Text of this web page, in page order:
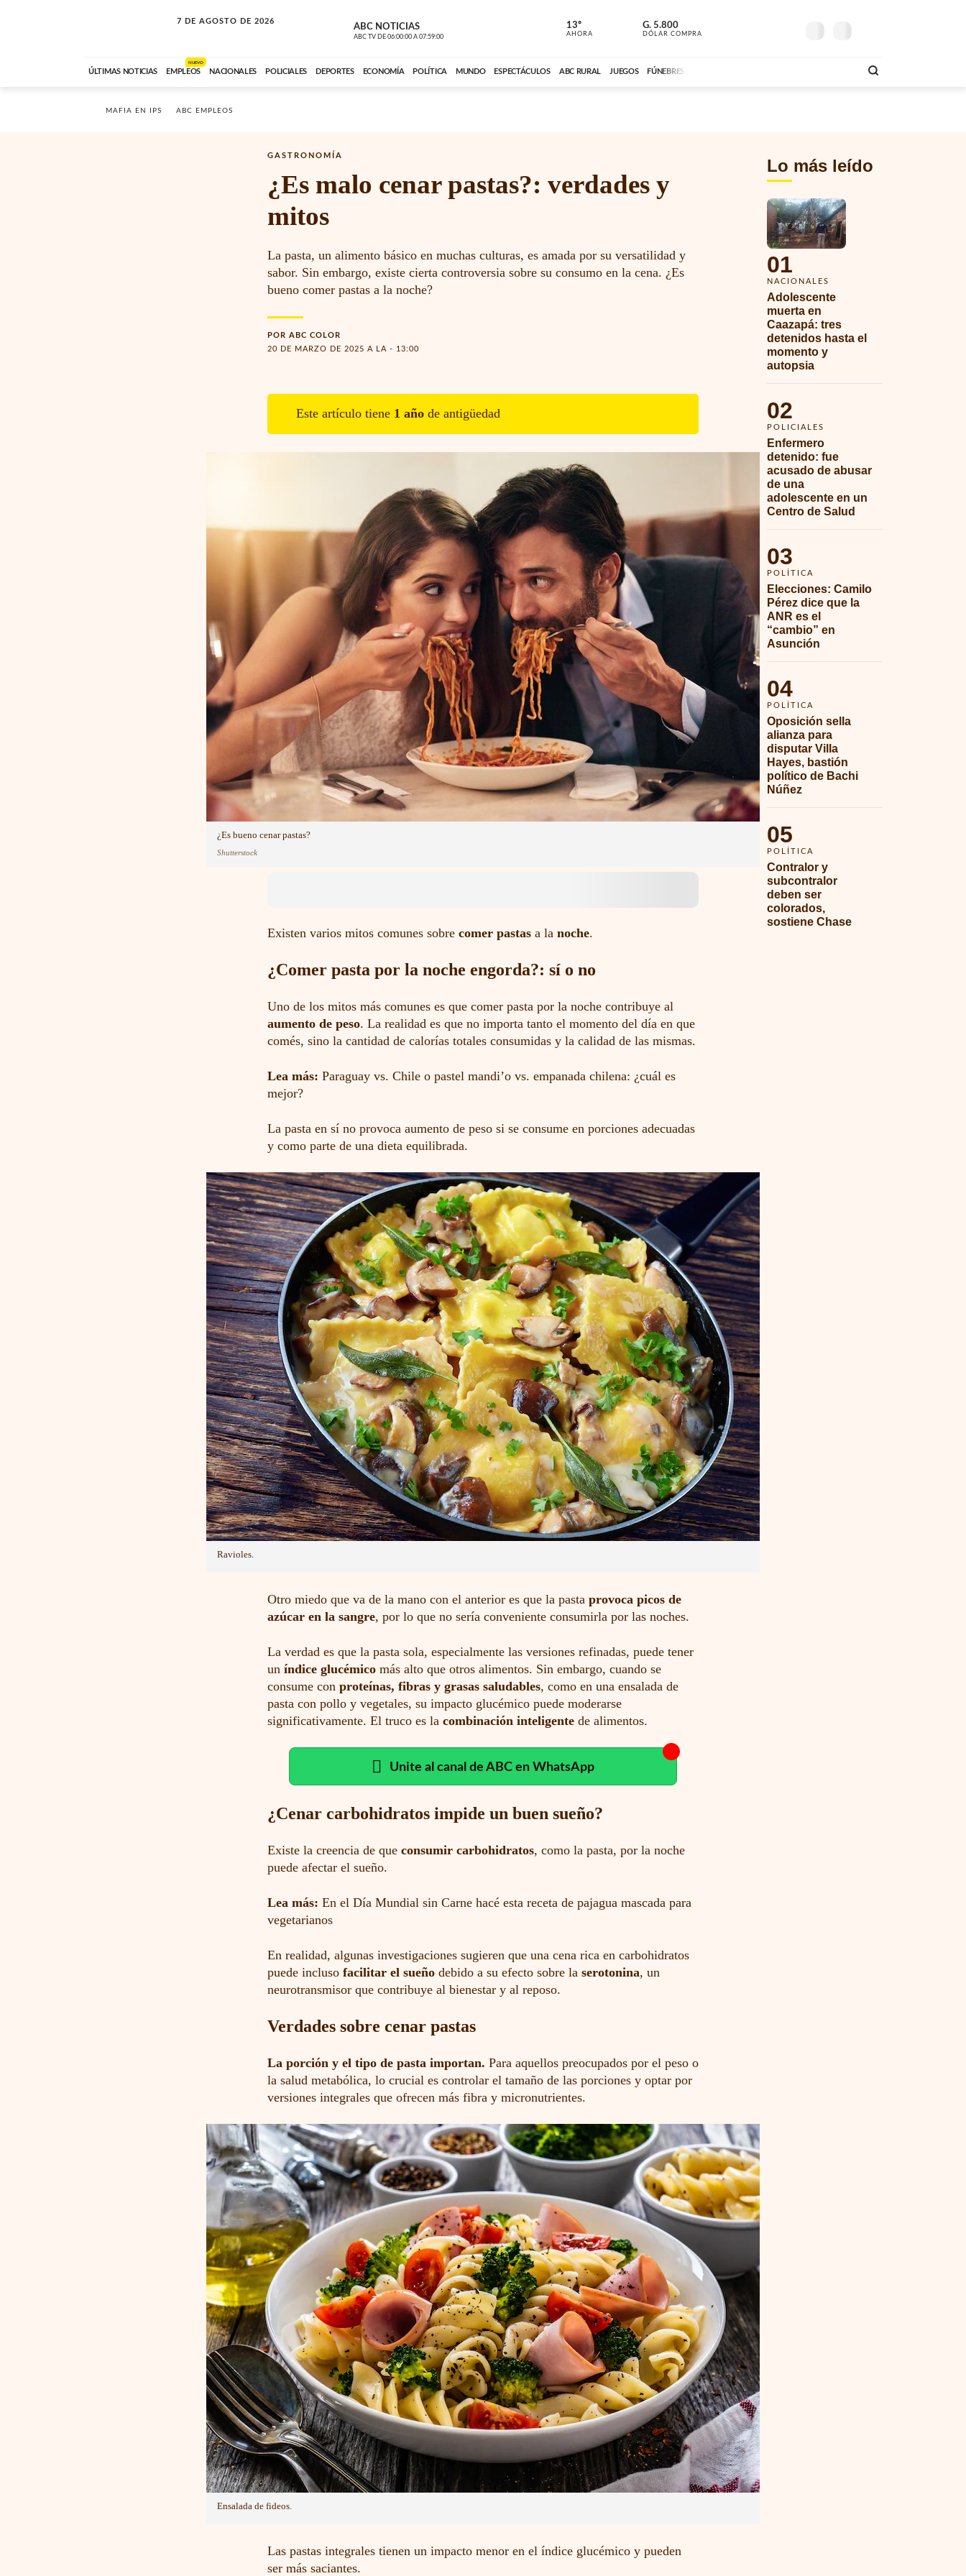
7 DE AGOSTO DE 2026
LA INCONDICIONAL ABC NOTICIAS
ABC TV DE 06:00:00 A 07:59:00
LA PRIMERA MAÑANA
ABC CARDINAL AMDE 05:00 A 07:59
LA INCONDICIONAL
06:00 A 08:59
13º
AHORA
24º
MAÑANA
G. 5.800
DÓLAR COMPRA
ÚLTIMAS NOTICIAS EMPLEOS
NUEVO
NACIONALES POLICIALES DEPORTES ECONOMÍA POLÍTICA MUNDO ESPECTÁCULOS ABC RURAL JUEGOS FÚNEBRES
MAFIA EN IPS ABC EMPLEOS
Lo más leído
01
NACIONALES
Adolescente
muerta en
Caazapá: tres
detenidos hasta el
momento y
autopsia
02
POLICIALES
Enfermero
detenido: fue
acusado de abusar
de una
adolescente en un
Centro de Salud
03
POLÍTICA
Elecciones: Camilo
Pérez dice que la
ANR es el
“cambio” en
Asunción
04
POLÍTICA
Oposición sella
alianza para
disputar Villa
Hayes, bastión
político de Bachi
Núñez
05
POLÍTICA
Contralor y
subcontralor
deben ser
colorados,
sostiene Chase
GASTRONOMÍA
¿Es malo cenar pastas?: verdades y
mitos
La pasta, un alimento básico en muchas culturas, es amada por su versatilidad y
sabor. Sin embargo, existe cierta controversia sobre su consumo en la cena. ¿Es
bueno comer pastas a la noche?
POR ABC COLOR
20 DE MARZO DE 2025 A LA - 13:00
Este artículo tiene 1 año de antigüedad
¿Es bueno cenar pastas?
Shutterstock
Existen varios mitos comunes sobre comer pastas a la noche.
¿Comer pasta por la noche engorda?: sí o no
Uno de los mitos más comunes es que comer pasta por la noche contribuye al
aumento de peso. La realidad es que no importa tanto el momento del día en que
comés, sino la cantidad de calorías totales consumidas y la calidad de las mismas.
Lea más: Paraguay vs. Chile o pastel mandi’o vs. empanada chilena: ¿cuál es
mejor?
La pasta en sí no provoca aumento de peso si se consume en porciones adecuadas
y como parte de una dieta equilibrada.
Ravioles.
Otro miedo que va de la mano con el anterior es que la pasta provoca picos de
azúcar en la sangre, por lo que no sería conveniente consumirla por las noches.
La verdad es que la pasta sola, especialmente las versiones refinadas, puede tener
un índice glucémico más alto que otros alimentos. Sin embargo, cuando se
consume con proteínas, fibras y grasas saludables, como en una ensalada de
pasta con pollo y vegetales, su impacto glucémico puede moderarse
significativamente. El truco es la combinación inteligente de alimentos.
Unite al canal de ABC en WhatsApp
¿Cenar carbohidratos impide un buen sueño?
Existe la creencia de que consumir carbohidratos, como la pasta, por la noche
puede afectar el sueño.
Lea más: En el Día Mundial sin Carne hacé esta receta de pajagua mascada para
vegetarianos
En realidad, algunas investigaciones sugieren que una cena rica en carbohidratos
puede incluso facilitar el sueño debido a su efecto sobre la serotonina, un
neurotransmisor que contribuye al bienestar y al reposo.
Verdades sobre cenar pastas
La porción y el tipo de pasta importan. Para aquellos preocupados por el peso o
la salud metabólica, lo crucial es controlar el tamaño de las porciones y optar por
versiones integrales que ofrecen más fibra y micronutrientes.
Ensalada de fideos.
Las pastas integrales tienen un impacto menor en el índice glucémico y pueden
ser más saciantes.